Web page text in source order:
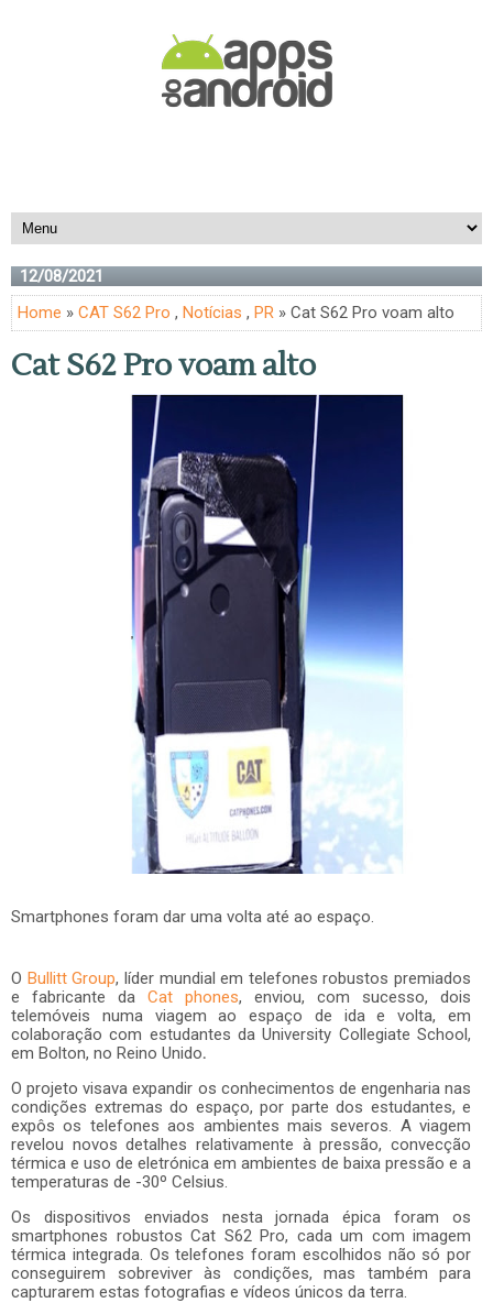
12/08/2021
Home » CAT S62 Pro , Notícias , PR » Cat S62 Pro voam alto
Cat S62 Pro voam alto
Smartphones foram dar uma volta até ao espaço.
O Bullitt Group, líder mundial em telefones robustos premiados
e fabricante da Cat phones, enviou, com sucesso, dois
telemóveis numa viagem ao espaço de ida e volta, em
colaboração com estudantes da University Collegiate School,
em Bolton, no Reino Unido.
O projeto visava expandir os conhecimentos de engenharia nas
condições extremas do espaço, por parte dos estudantes, e
expôs os telefones aos ambientes mais severos. A viagem
revelou novos detalhes relativamente à pressão, convecção
térmica e uso de eletrónica em ambientes de baixa pressão e a
temperaturas de -30º Celsius.
Os dispositivos enviados nesta jornada épica foram os
smartphones robustos Cat S62 Pro, cada um com imagem
térmica integrada. Os telefones foram escolhidos não só por
conseguirem sobreviver às condições, mas também para
capturarem estas fotografias e vídeos únicos da terra.